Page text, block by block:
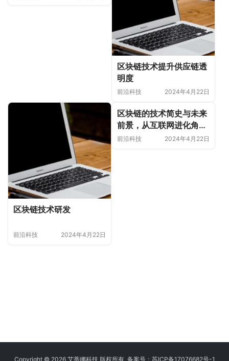
区块链技术提升供应链透
明度
前沿科技 2024年4月22日
区块链技术研发
前沿科技 2024年4月22日
区块链的技术简史与未来
前景，从互联网进化角度
分析
前沿科技 2024年4月22日
Copyright © 2026 艾蒂娜科技 版权所有 备案号： 苏ICP备17076682号-1